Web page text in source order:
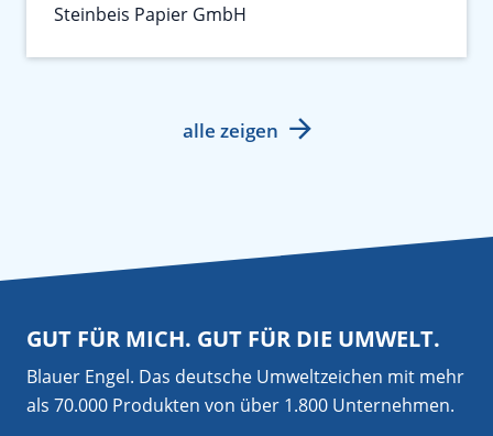
Steinbeis Papier GmbH
alle zeigen
GUT FÜR MICH. GUT FÜR DIE UMWELT.
Blauer Engel. Das deutsche Umweltzeichen mit mehr
als 70.000 Produkten von über 1.800 Unternehmen.